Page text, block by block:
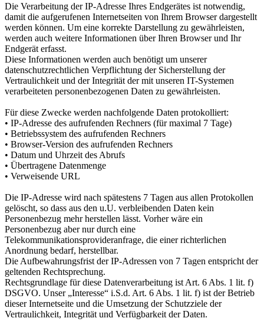
Die Verarbeitung der IP-Adresse Ihres Endgerätes ist notwendig,
damit die aufgerufenen Internetseiten von Ihrem Browser dargestellt
werden können. Um eine korrekte Darstellung zu gewährleisten,
werden auch weitere Informationen über Ihren Browser und Ihr
Endgerät erfasst.
Diese Informationen werden auch benötigt um unserer
datenschutzrechtlichen Verpflichtung der Sicherstellung der
Vertraulichkeit und der Integrität der mit unseren IT-Systemen
verarbeiteten personenbezogenen Daten zu gewährleisten.
Für diese Zwecke werden nachfolgende Daten protokolliert:
• IP-Adresse des aufrufenden Rechners (für maximal 7 Tage)
• Betriebssystem des aufrufenden Rechners
• Browser-Version des aufrufenden Rechners
• Datum und Uhrzeit des Abrufs
• Übertragene Datenmenge
• Verweisende URL
Die IP-Adresse wird nach spätestens 7 Tagen aus allen Protokollen
gelöscht, so dass aus den u.U. verbleibenden Daten kein
Personenbezug mehr herstellen lässt. Vorher wäre ein
Personenbezug aber nur durch eine
Telekommunikationsprovideranfrage, die einer richterlichen
Anordnung bedarf, herstellbar.
Die Aufbewahrungsfrist der IP-Adressen von 7 Tagen entspricht der
geltenden Rechtsprechung.
Rechtsgrundlage für diese Datenverarbeitung ist Art. 6 Abs. 1 lit. f)
DSGVO. Unser „Interesse“ i.S.d. Art. 6 Abs. 1 lit. f) ist der Betrieb
dieser Internetseite und die Umsetzung der Schutzziele der
Vertraulichkeit, Integrität und Verfügbarkeit der Daten.